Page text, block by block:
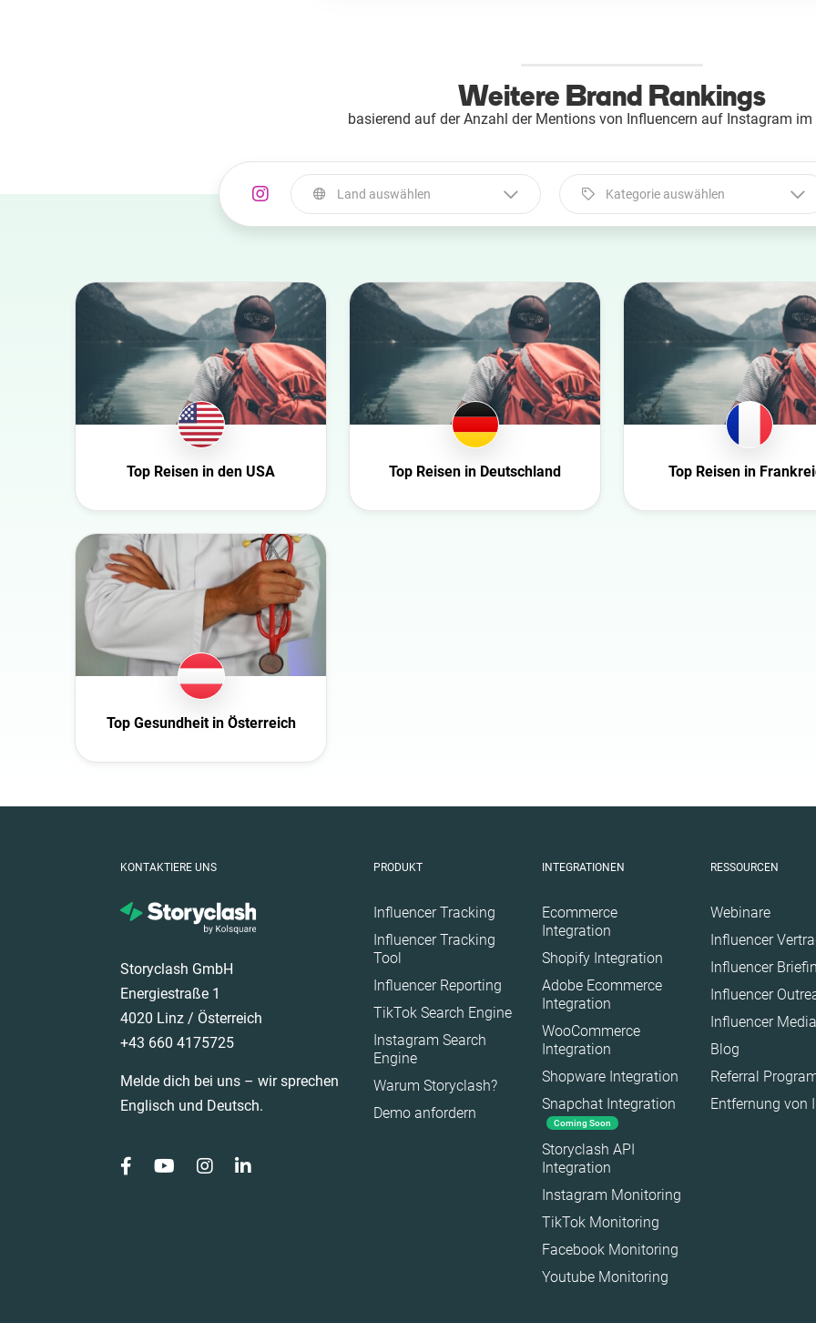
Weitere Brand Rankings
basierend auf der Anzahl der Mentions von Influencern auf Instagram
Land auswählen
Azerbaijan
Bulgaria
Canada
Croatia
USA
Schweiz
Slowakei
Tschechische Republik
Deutschland
Finnland
Großbritannien
Schweden
Kategorie auswählen
Beauty
Entertainment
Ernährung
Familie
Gaming
Top Reisen in den USA Top Reisen in Deutschland Top Reisen in
Top Gesundheit in Österreich
KONTAKTIERE UNS
Storyclash GmbH
Energiestraße 1
4020 Linz / Österreich
+43 660 4175725
Melde dich bei uns – wir sprechen
Englisch und Deutsch.
PRODUKT
Influencer Tracking
Influencer Tracking
Tool
Influencer Reporting
TikTok Search Engine
Instagram Search
Engine
Warum Storyclash?
Demo anfordern
INTEGRATIONEN
Ecommerce
Integration
Shopify Integration
Adobe Ecommerce
Integration
WooCommerce
Integration
Shopware Integration
Snapchat Integration
Coming Soon
Storyclash API
Integration
Instagram Monitoring
TikTok Monitoring
Facebook Monitoring
Youtube Monitoring
RESSOURCEN
Webinare
Influencer
Influencer
Influencer
Influencer
Blog
Referral
Entfernung von